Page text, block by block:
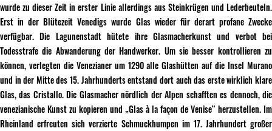
wurde zu dieser Zeit in erster Linie allerdings aus Steinkrügen und Lederbeuteln.
Erst in der Blütezeit Venedigs wurde Glas wieder für derart profane Zwecke
verfügbar. Die Lagunenstadt hütete ihre Glasmacherkunst und verbot bei
Todesstrafe die Abwanderung der Handwerker. Um sie besser kontrollieren zu
können, verlegten die Venezianer um 1290 alle Glashütten auf die Insel Murano
und in der Mitte des 15. Jahrhunderts entstand dort auch das erste wirklich klare
Glas, das Cristallo. Die Glasmacher nördlich der Alpen schafften es dennoch, die
venezianische Kunst zu kopieren und „Glas à la façon de Venise“ herzustellen. Im
Rheinland erfreuten sich verzierte Schmuckhumpen im 17. Jahrhundert großer